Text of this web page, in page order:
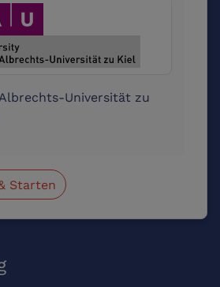
Universität zu
Starten